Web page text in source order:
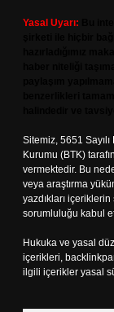
Yasal Uyarı:
Sitemiz, 5651
Kurumu (BTK)
vermektedir. Bu
veya araştırma
yazdıkları
sorumluluğu kabul
Hukuka ve yasal
içerikleri,
ilgili içerikler yasal